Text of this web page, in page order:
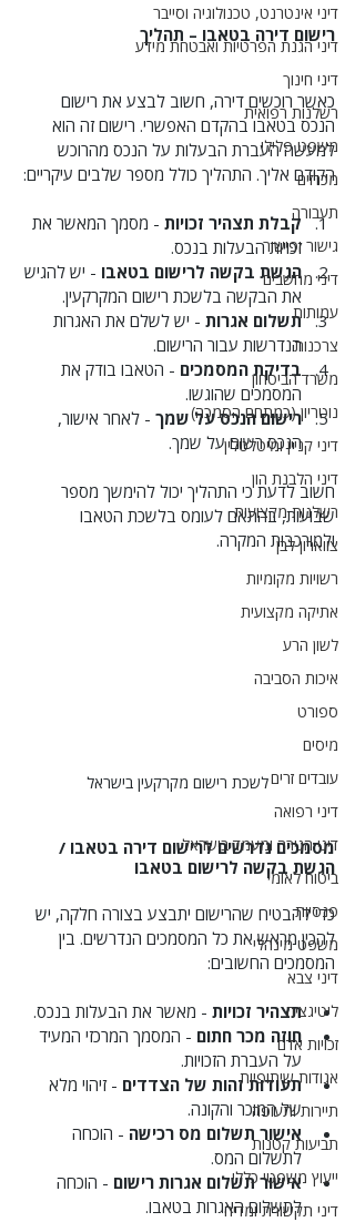
דיני אינטרנט, טכנולוגיה וסייבר
דיני הגנת הפרטיות ואבטחת מידע
דיני חינוך
רשלנות רפואית
משפט פלילי
מכרזים
תעבורה
גישור ופישור
דיני מחשבים
עמותות
צרכנות
משרד הביטחון
נוטריון (כמתחם הסמכה)
דיני קניין ומיטלטלין
דיני הלבנת הון
רשלנות מקצועית
צווארון לבן
רשויות מקומיות
אתיקה מקצועית
לשון הרע
איכות הסביבה
ספורט
מיסים
עובדים זרים
דיני רפואה
דיני הגירה ומעמד בישראל
ביטוח לאומי
פנסיות
משפט מינהלי
דיני צבא
ליטיגציה
זכויות אדם
אגודות שיתופיות
תיירות ותעופה
תביעות קטנות
ייעוץ משפטי כללי
דיני תקשורת ומדיה
רישום דירה בטאבו – תהליך
כאשר רוכשים דירה, חשוב לבצע את רישום
הנכס בטאבו בהקדם האפשרי. רישום זה הוא
למעשה העברת הבעלות על הנכס מהרוכש
הקודם אליך. התהליך כולל מספר שלבים עיקריים:
קבלת תצהיר זכויות - מסמך המאשר את
זכויות הבעלות בנכס.
הגשת בקשה לרישום בטאבו - יש להגיש
את הבקשה בלשכת רישום המקרקעין.
תשלום אגרות - יש לשלם את האגרות
הנדרשות עבור הרישום.
בדיקת המסמכים - הטאבו בודק את
המסמכים שהוגשו.
רישום הנכס על שמך - לאחר אישור,
הנכס רשום על שמך.
חשוב לדעת כי התהליך יכול להימשך מספר
שבועות, בהתאם לעומס בלשכת הטאבו
ולמורכבות המקרה.
לשכת רישום מקרקעין בישראל
מסמכים נדרשים לרישום דירה בטאבו /
הגשת בקשה לרישום בטאבו
כדי להבטיח שהרישום יתבצע בצורה חלקה, יש
להכין מראש את כל המסמכים הנדרשים. בין
המסמכים החשובים:
תצהיר זכויות - מאשר את הבעלות בנכס.
חוזה מכר חתום - המסמך המרכזי המעיד
על העברת הזכויות.
תעודות זהות של הצדדים - זיהוי מלא
של המוכר והקונה.
אישור תשלום מס רכישה - הוכחה
לתשלום המס.
אישור תשלום אגרות רישום - הוכחה
לתשלום האגרות בטאבו.